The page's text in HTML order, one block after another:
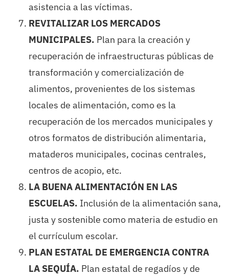
asistencia a las víctimas.
REVITALIZAR LOS MERCADOS
MUNICIPALES. Plan para la creación y
recuperación de infraestructuras públicas de
transformación y comercialización de
alimentos, provenientes de los sistemas
locales de alimentación, como es la
recuperación de los mercados municipales y
otros formatos de distribución alimentaria,
mataderos municipales, cocinas centrales,
centros de acopio, etc.
LA BUENA ALIMENTACIÓN EN LAS
ESCUELAS. Inclusión de la alimentación sana,
justa y sostenible como materia de estudio en
el currículum escolar.
PLAN ESTATAL DE EMERGENCIA CONTRA
LA SEQUÍA. Plan estatal de regadíos y de